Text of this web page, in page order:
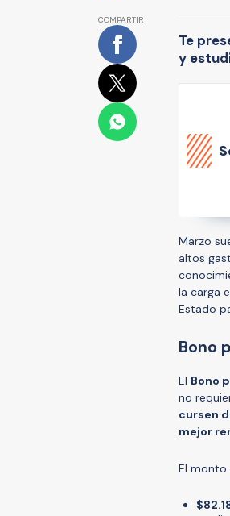
COMPARTIR
Te
y
Marzo
altos
la carga
Estado
Bono
El Bono
no
cursen
mejor
El monto